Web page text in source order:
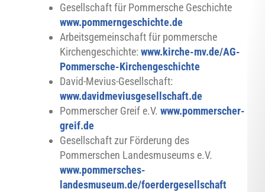
Gesellschaft für Pommersche Geschichte
www.pommerngeschichte.de
Arbeitsgemeinschaft für pommersche
Kirchengeschichte:www.kirche-mv.de/AG-
Pommersche-Kirchengeschichte
David-Mevius-Gesellschaft:
www.davidmeviusgesellschaft.de
Pommerscher Greif e.V.www.pommerscher-
greif.de
Gesellschaft zur Förderung des
Pommerschen Landesmuseums e.V.
www.pommersches-
landesmuseum.de/foerdergesellschaft